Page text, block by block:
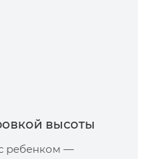
высоты
ребенком —